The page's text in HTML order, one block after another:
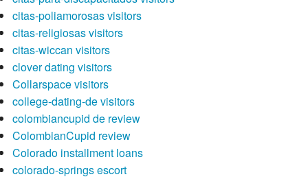
citas-poliamorosas visitors
citas-religiosas visitors
citas-wiccan visitors
clover dating visitors
Collarspace visitors
college-dating-de visitors
colombiancupid de review
ColombianCupid review
Colorado installment loans
colorado-springs escort